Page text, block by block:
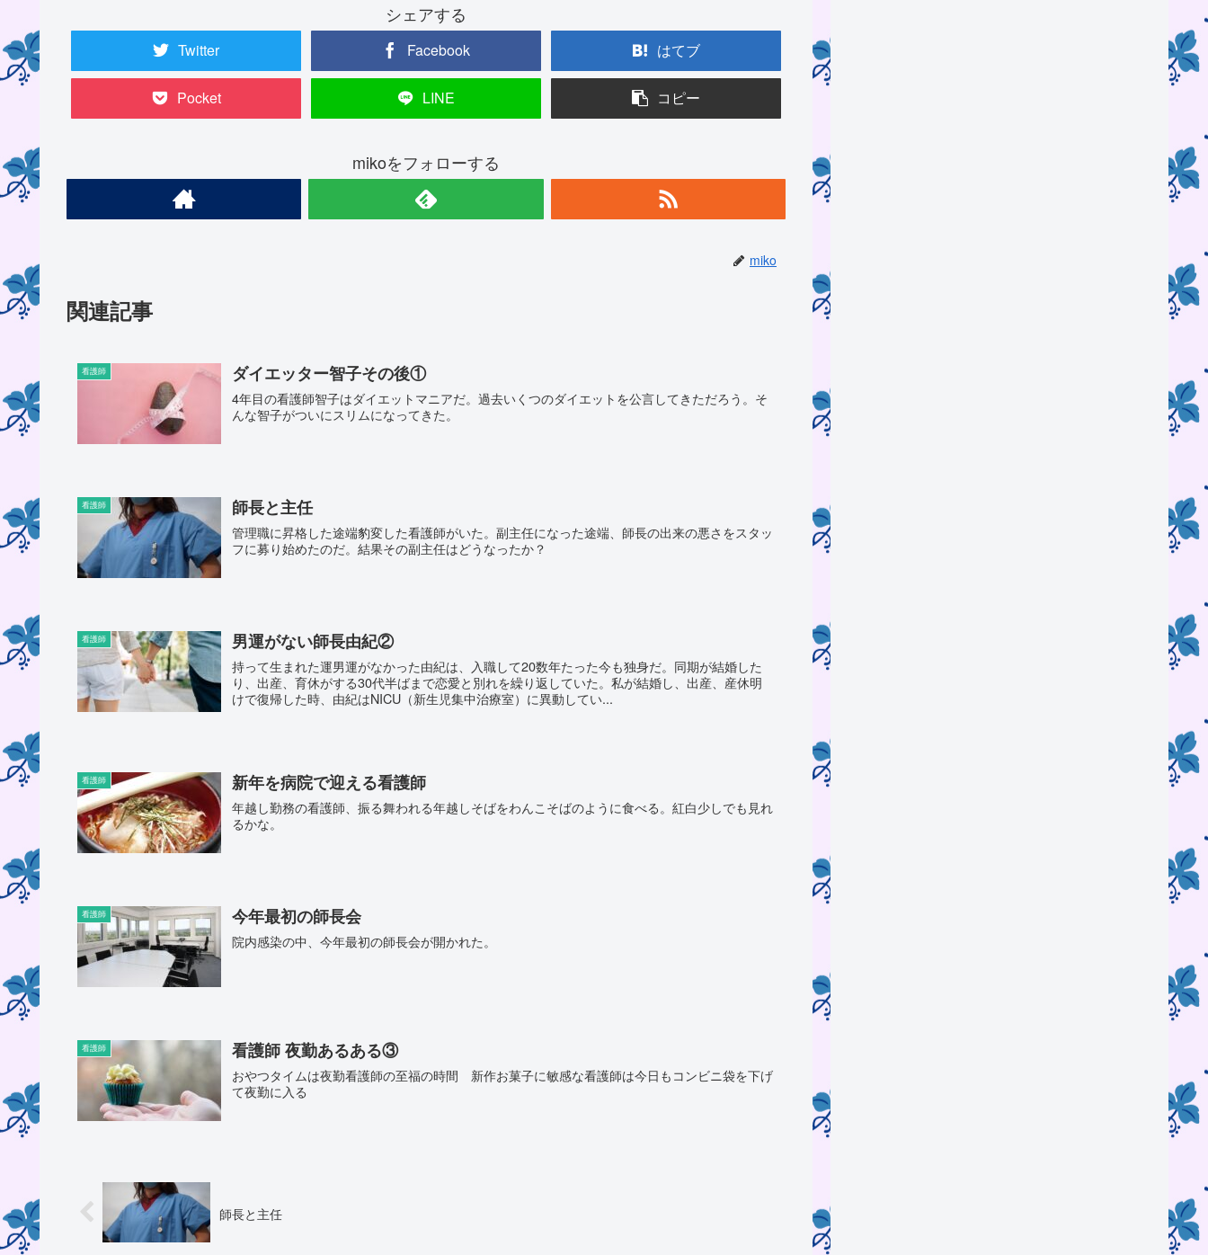
シェアする
Twitter Facebook はてブ
Pocket LINE コピー
mikoをフォローする
miko
関連記事
看護師 ダイエッター智子その後①
4年目の看護師智子はダイエットマニアだ。過去いくつのダイエットを公言してきただろう。そ
んな智子がついにスリムになってきた。
看護師 師長と主任
管理職に昇格した途端豹変した看護師がいた。副主任になった途端、師長の出来の悪さをスタッ
フに募り始めたのだ。結果その副主任はどうなったか？
看護師 男運がない師長由紀②
持って生まれた運男運がなかった由紀は、入職して20数年たった今も独身だ。同期が結婚した
り、出産、育休がする30代半ばまで恋愛と別れを繰り返していた。私が結婚し、出産、産休明
けで復帰した時、由紀はNICU（新生児集中治療室）に異動してい...
看護師 新年を病院で迎える看護師
年越し勤務の看護師、振る舞われる年越しそばをわんこそばのように食べる。紅白少しでも見れ
るかな。
看護師 今年最初の師長会
院内感染の中、今年最初の師長会が開かれた。
看護師 看護師 夜勤あるある③
おやつタイムは夜勤看護師の至福の時間 新作お菓子に敏感な看護師は今日もコンビニ袋を下げ
て夜勤に入る
師長と主任